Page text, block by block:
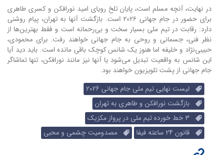
در نهایت، آنچه مسلم است، پایان تلخ رویای امید نورافکن و کسری طاهری
برای حضور در جام جهانی ۲۰۲۶ است. بازگشت آنها به تهران، پیام روشنی
دارد: رقابت در تیم ملی بسیار سخت و بی‌رحمانه است و فقط بهترین‌ها از
نظر فنی، جسمانی و روحی به جام جهانی خواهند رفت. برای محمودی،
حبیبی‌نژاد و خلیفه اما هنوز یک شانس کوچک باقی مانده است. باید دید آیا
این شانس به واقعیت تبدیل می‌شود یا آنها نیز مانند نورافکن، تنها تماشاگر
جام جهانی از پشت تلویزیون خواهند بود.
لیست نهایی تیم ملی جام جهانی 2026
بازگشت نورافکن و طاهری به تهران
قانون 24 ساعته فیفا
مصدومیت چشمی و محبی